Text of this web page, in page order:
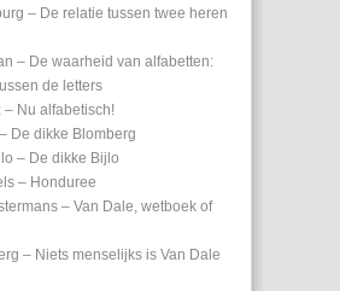
– De relatie tussen twee heren
– De waarheid van alfabetten:
de letters
– Nu alfabetisch!
De dikke Blomberg
– De dikke Bijlo
– Honduree
– Van Dale, wetboek of
– Niets menselijks is Van Dale